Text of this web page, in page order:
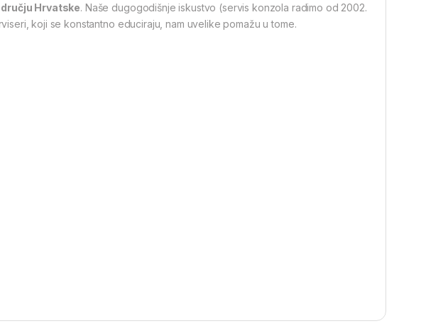
Hrvatske. Naše dugogodišnje iskustvo (servis konzola radimo od 2002.
koji se konstantno educiraju, nam uvelike pomažu u tome.